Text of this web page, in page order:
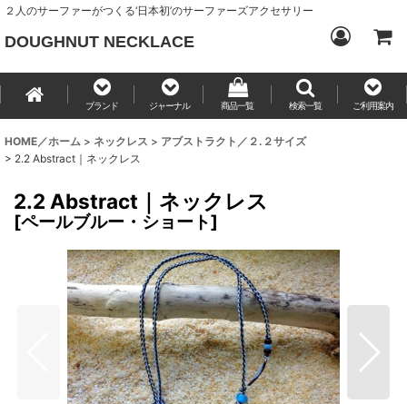
２人のサーファーがつくる‘日本初’のサーファーズアクセサリー
DOUGHNUT NECKLACE
ブランド ジャーナル 商品一覧 検索一覧 ご利用案内
HOME／ホーム > ネックレス > アブストラクト／２.２サイズ
> 2.2 Abstract｜ネックレス
2.2 Abstract｜ネックレス
[ペールブルー・ショート]